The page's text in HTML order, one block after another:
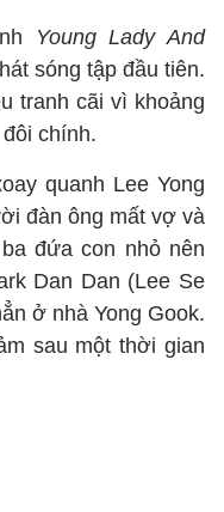
Young Lady And
sóng tập đầu tiên.
tranh cãi vì khoảng
chính.
quanh Lee Yong
đàn ông mất vợ và
đứa con nhỏ nên
Dan Dan (Lee Se
ở nhà Yong Gook.
sau một thời gian